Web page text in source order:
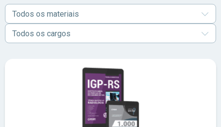
Todos os materiais
Todos os cargos